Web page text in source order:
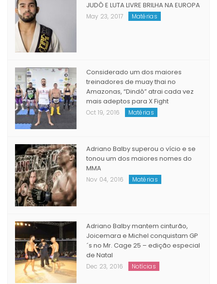
JUDÔ E LUTA LIVRE BRILHA NA EUROPA
May 23, 2017 Matérias
Considerado um dos maiores
treinadores de muay thai no
Amazonas, “Dindô” atrai cada vez
mais adeptos para X Fight
Oct 19, 2016 Matérias
Adriano Balby superou o vício e se
tonou um dos maiores nomes do
MMA
Nov 04, 2016 Matérias
Adriano Balby mantem cinturão,
Joicemara e Michel conquistam GP
´s no Mr. Cage 25 – edição especial
de Natal
Dec 23, 2016 Notícias